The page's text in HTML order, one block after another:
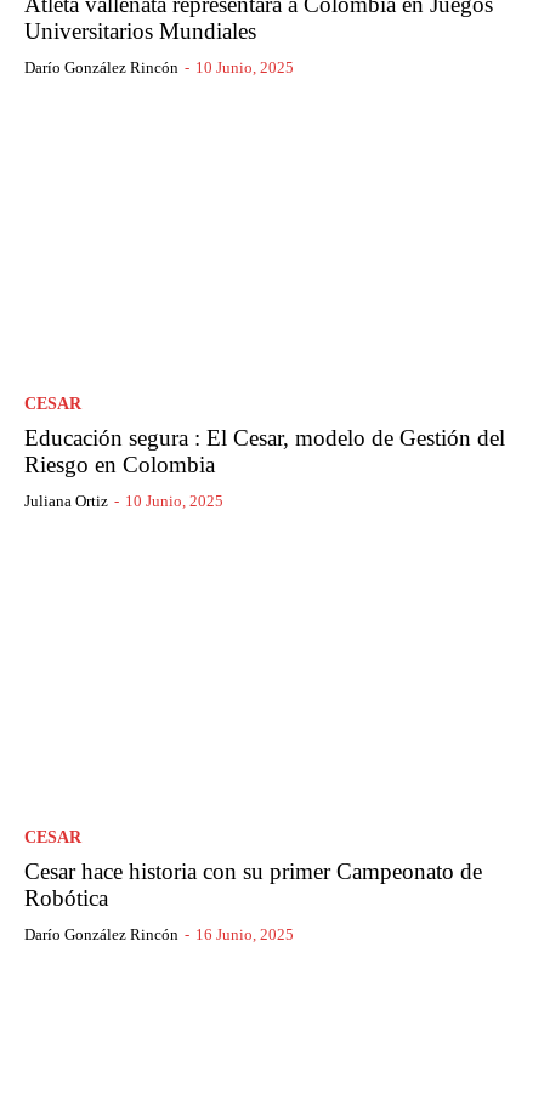
Universitarios Mundiales
Darío González Rincón - 10 Junio, 2025
CESAR
Educación segura : El Cesar, modelo de Gestión del
Riesgo en Colombia
Juliana Ortiz - 10 Junio, 2025
CESAR
Cesar hace historia con su primer Campeonato de
Robótica
Darío González Rincón - 16 Junio, 2025